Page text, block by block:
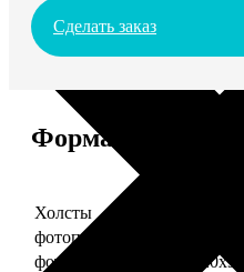
Сделать заказ
Форматы и цены
Холсты
фотопечать на холсте
фотопечать на холсте